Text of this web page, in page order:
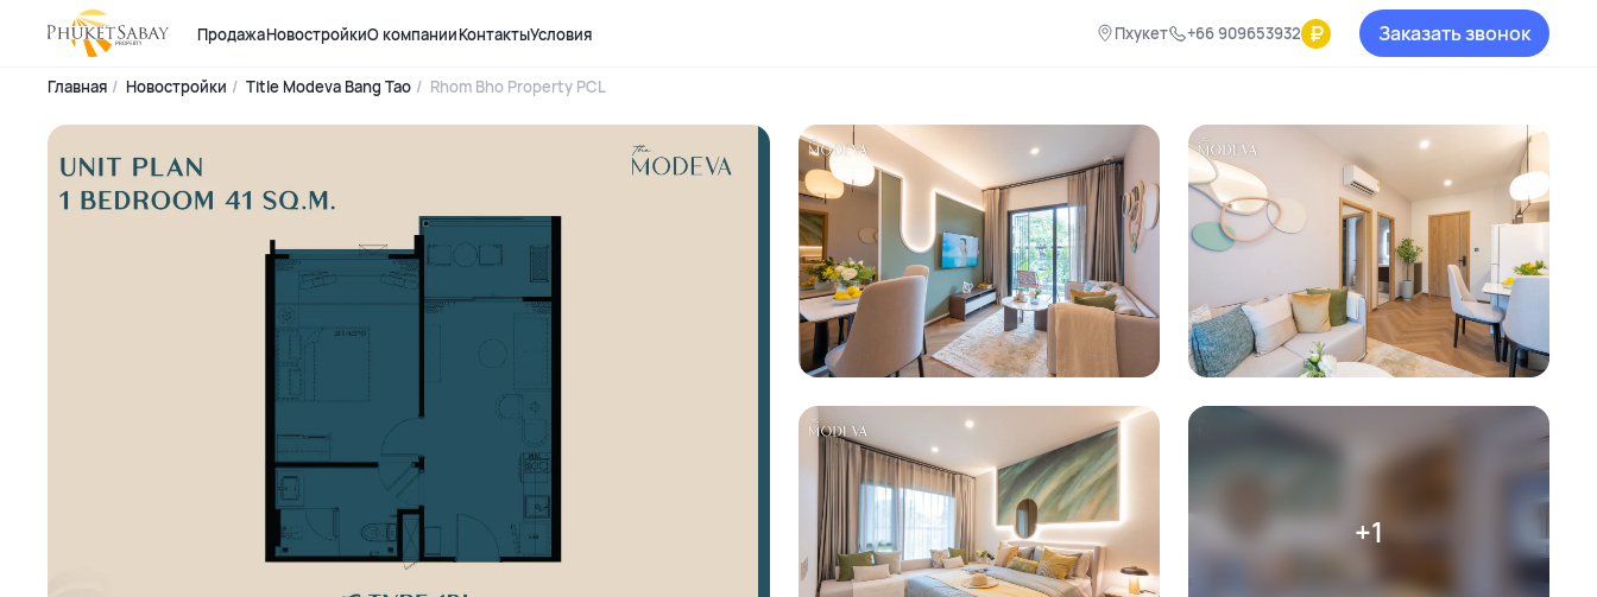
ПродажаНовостройкиО компанииКонтактыУсловия Пхукет +66 909653932 ₽ Заказать звонок
Главная Новостройки Title Modeva Bang Tao Rhom Bho Property PCL
+1